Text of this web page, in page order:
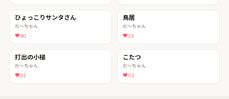
ひょっこりサンタさん
だ〜ちゃん
40
鳥居
だ〜ちゃん
33
打出の小槌
だ〜ちゃん
22
こたつ
だ〜ちゃん
52